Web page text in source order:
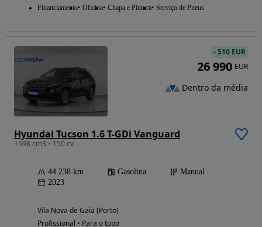
Financiamento Oficina Chapa e Pintura Serviço de Pneus
Hyundai Tucson 1.6 T-GDi Vanguard
1598 cm3 • 150 cv
44 238 km Gasolina
Manual
2023
Vila Nova de Gaia (Porto)
Profissional • Para o topo
-510 EUR
26 990 EUR
Dentro da média